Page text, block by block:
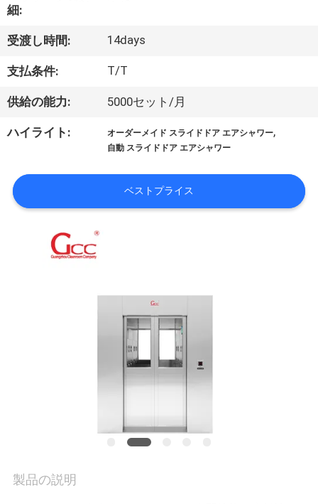
た
た
ち
に
つ
い
質
細:
受渡し時間: 14days
支払条件: T/T
供給の能力: 5000セット/月
ハイライト: オーダーメイド スライドドア エアシャワー,
自動 スライドドア エアシャワー
ベストプライス
製品の説明